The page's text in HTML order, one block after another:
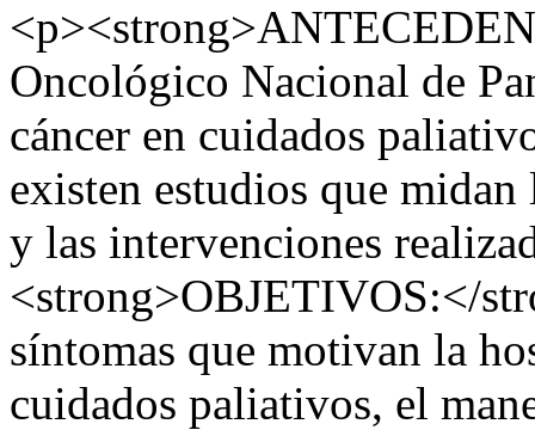
Oncológico Nacional de
cáncer en cuidados
existen estudios que
y las intervenciones
<strong>OBJETIVOS:</
síntomas que motivan la
cuidados paliativos, el